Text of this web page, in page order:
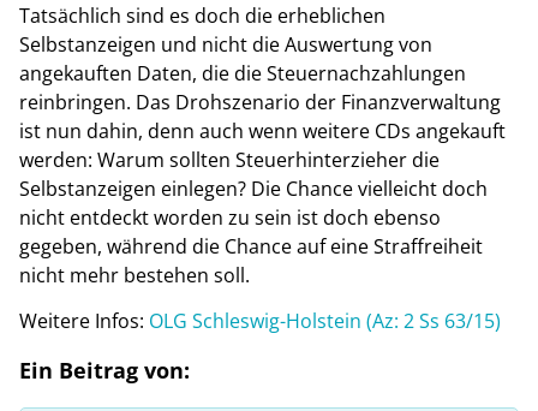
Tatsächlich sind es doch die erheblichen
Selbstanzeigen und nicht die Auswertung von
angekauften Daten, die die Steuernachzahlungen
reinbringen. Das Drohszenario der Finanzverwaltung
ist nun dahin, denn auch wenn weitere CDs angekauft
werden: Warum sollten Steuerhinterzieher die
Selbstanzeigen einlegen? Die Chance vielleicht doch
nicht entdeckt worden zu sein ist doch ebenso
gegeben, während die Chance auf eine Straffreiheit
nicht mehr bestehen soll.
Weitere Infos: OLG Schleswig-Holstein (Az: 2 Ss 63/15)
Ein Beitrag von: